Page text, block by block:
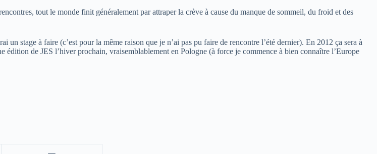
tout le monde finit généralement par attraper la crève à cause du manque de sommeil, du froid et des
un stage à faire (c’est pour la même raison que je n’ai pas pu faire de rencontre l’été dernier). En 2012 ça sera à
de JES l’hiver prochain, vraisemblablement en Pologne (à force je commence à bien connaître l’Europe